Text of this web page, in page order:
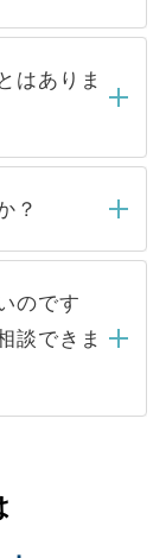
連絡をせて
ちくださ
いる求人の
覧いただ
開求人は
開してい
る医療機
殺到する場
た人材の
スが増え
はありま
切ありませ
いただい
。内定先へ
ーが行い
？
りませんの
らの登録
情報は、
職活動の
預かりし
本人の許可
の厳密な
付与され
のです
談できま
況や紹介
バイスを
職をされ